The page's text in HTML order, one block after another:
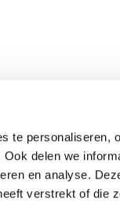
te personaliseren,
delen we
en analyse.
verstrekt of die